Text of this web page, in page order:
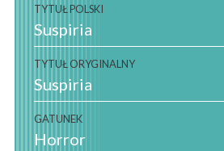
TYTUŁ POLSKI
Suspiria
TYTUŁ ORYGINALNY
Suspiria
GATUNEK
Horror